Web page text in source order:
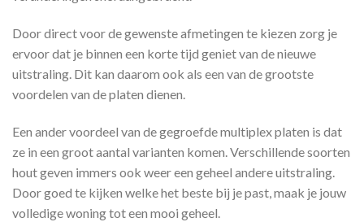
Door direct voor de gewenste afmetingen te kiezen zorg je
ervoor dat je binnen een korte tijd geniet van de nieuwe
uitstraling. Dit kan daarom ook als een van de grootste
voordelen van de platen dienen.
Een ander voordeel van de gegroefde multiplex platen is dat
ze in een groot aantal varianten komen. Verschillende soorten
hout geven immers ook weer een geheel andere uitstraling.
Door goed te kijken welke het beste bij je past, maak je jouw
volledige woning tot een mooi geheel.